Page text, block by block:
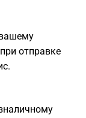
отправке